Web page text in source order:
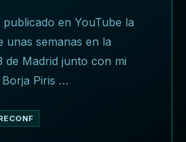
publicado en YouTube la
unas semanas en la
de Madrid junto con mi
Piris …